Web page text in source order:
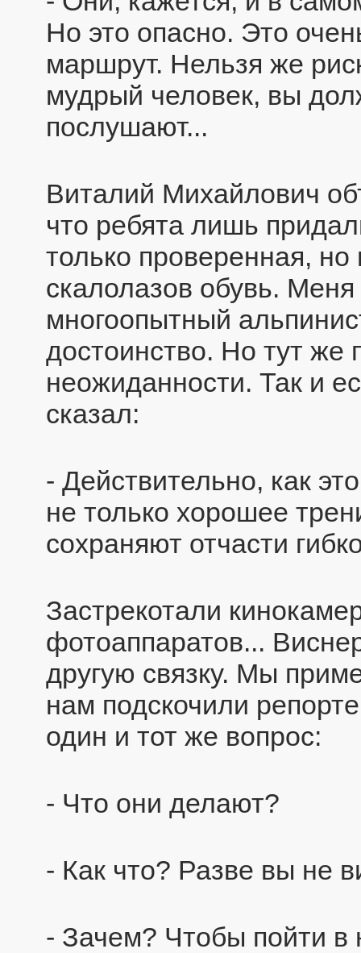
Но это опасно. Это
маршрут. Нельзя же
мудрый человек, вы
послушают...
Виталий Михайлович
что ребята лишь
только проверенная,
скалолазов обувь.
многоопытный
достоинство. Но тут же
неожиданности. Так и
сказал:
- Действительно, как
не только хорошее
сохраняют отчасти
Застрекотали
фотоаппаратов...
другую связку. Мы
нам подскочили
один и тот же вопрос:
- Что они делают?
- Как что? Разве вы не
- Зачем? Чтобы пойти в